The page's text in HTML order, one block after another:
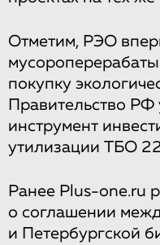
Отметим, РЭО
покупку
Правительство
инструмент
утилизации ТБО
Ранее Plus-one.ru
о соглашении
и Петербургской